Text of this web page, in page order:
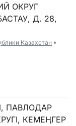
ОКРУГ
Д. 28,
Казахстан
ПАВЛОДАР
КЕМЕҢГЕР